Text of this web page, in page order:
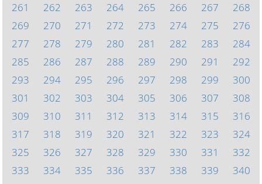
261
262 263 264 265 266 267
268
269
270 271 272 273 274 275
276
277
278 279 280 281 282 283
284
285
286 287 288 289 290 291
292
293
294 295 296 297 298 299
300
301
302 303 304 305 306 307
308
309
310 311 312 313 314 315
316
317
318 319 320 321 322 323
324
325
326 327 328 329 330 331
332
333
334 335 336 337 338 339
340